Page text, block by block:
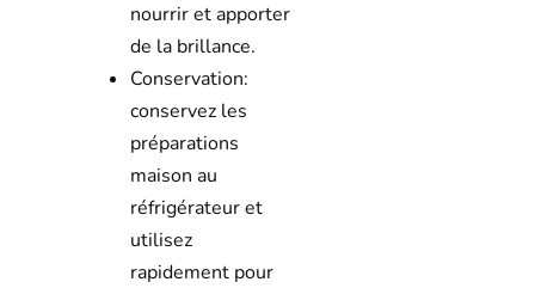
nourrir et apporter
de la brillance.
Conservation:
conservez les
préparations
maison au
réfrigérateur et
utilisez
rapidement pour